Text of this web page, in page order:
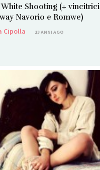
White Shooting (+ vincitrici
Navorio e Romwe)
Cipolla
13 ANNI AGO